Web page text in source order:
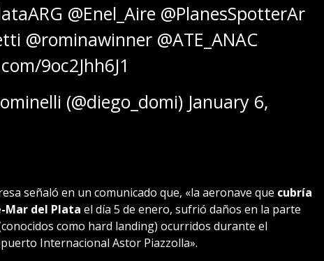
@Enel_Aire @PlanesSpotterAr
@rominawinner @ATE_ANAC
9oc2Jhh6J1
(@diego_domi) January 6,
señaló en un comunicado que, «la aeronave que cubría
Mar del Plata el día 5 de enero, sufrió daños en la parte
como hard landing) ocurridos durante el
Internacional Astor Piazzolla».